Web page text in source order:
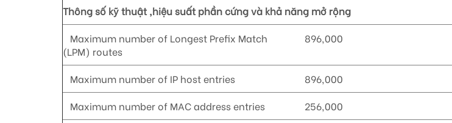
Thông số kỹ thuật ,hiệu suất phần cứng và khả năng mở rộng
Maximum number of Longest Prefix Match
(LPM) routes
896,000
Maximum number of IP host entries
896,000
Maximum number of MAC address entries
256,000